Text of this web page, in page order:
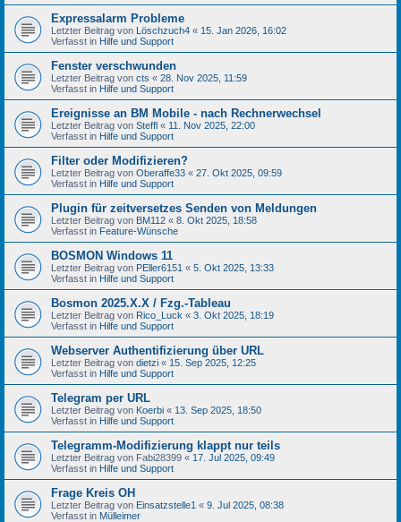
Expressalarm Probleme
Letzter Beitrag von Löschzuch4 « 15. Jan 2026, 16:02
Verfasst in Hilfe und Support
Fenster verschwunden
Letzter Beitrag von cts « 28. Nov 2025, 11:59
Verfasst in Hilfe und Support
Ereignisse an BM Mobile - nach Rechnerwechsel
Letzter Beitrag von Steffl « 11. Nov 2025, 22:00
Verfasst in Hilfe und Support
Filter oder Modifizieren?
Letzter Beitrag von Oberaffe33 « 27. Okt 2025, 09:59
Verfasst in Hilfe und Support
Plugin für zeitversetzes Senden von Meldungen
Letzter Beitrag von BM112 « 8. Okt 2025, 18:58
Verfasst in Feature-Wünsche
BOSMON Windows 11
Letzter Beitrag von PEller6151 « 5. Okt 2025, 13:33
Verfasst in Hilfe und Support
Bosmon 2025.X.X / Fzg.-Tableau
Letzter Beitrag von Rico_Luck « 3. Okt 2025, 18:19
Verfasst in Hilfe und Support
Webserver Authentifizierung über URL
Letzter Beitrag von dietzi « 15. Sep 2025, 12:25
Verfasst in Hilfe und Support
Telegram per URL
Letzter Beitrag von Koerbi « 13. Sep 2025, 18:50
Verfasst in Hilfe und Support
Telegramm-Modifizierung klappt nur teils
Letzter Beitrag von Fabi28399 « 17. Jul 2025, 09:49
Verfasst in Hilfe und Support
Frage Kreis OH
Letzter Beitrag von Einsatzstelle1 « 9. Jul 2025, 08:38
Verfasst in Mülleimer